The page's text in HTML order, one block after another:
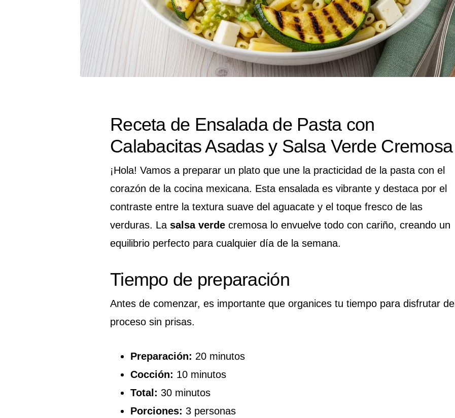
Receta de Ensalada de Pasta con
Calabacitas Asadas y Salsa Verde Cremosa
¡Hola! Vamos a preparar un plato que une la practicidad de la pasta con el
corazón de la cocina mexicana. Esta ensalada es vibrante y destaca por el
contraste entre la textura suave del aguacate y el toque fresco de las
verduras. La salsa verde cremosa lo envuelve todo con cariño, creando un
equilibrio perfecto para cualquier día de la semana.
Tiempo de preparación
Antes de comenzar, es importante que organices tu tiempo para disfrutar del
proceso sin prisas.
Preparación: 20 minutos
Cocción: 10 minutos
Total: 30 minutos
Porciones: 3 personas